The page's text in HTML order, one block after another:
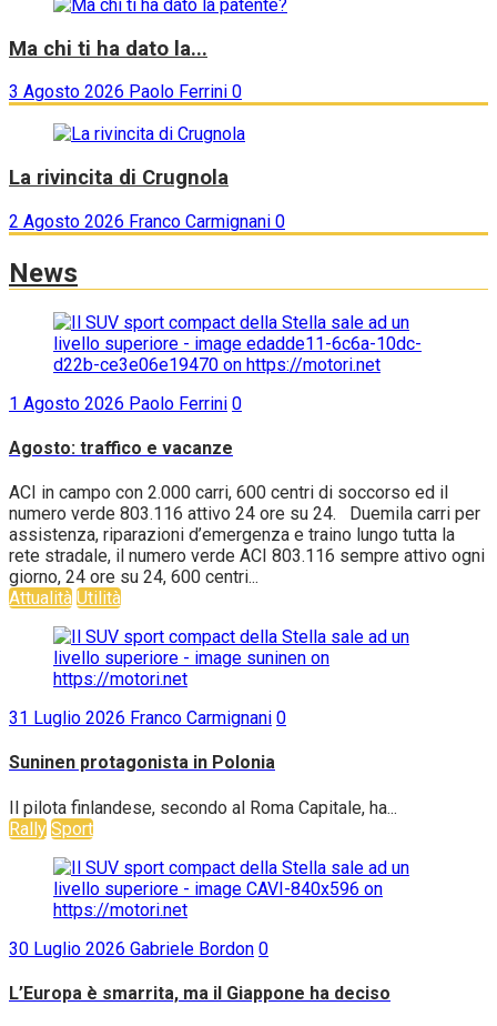
Ma chi ti ha dato la...
3 Agosto 2026 Paolo Ferrini 0
La rivincita di Crugnola
2 Agosto 2026 Franco Carmignani 0
News
1 Agosto 2026 Paolo Ferrini 0
Agosto: traffico e vacanze
ACI in campo con 2.000 carri, 600 centri di soccorso ed il
numero verde 803.116 attivo 24 ore su 24. Duemila carri per
assistenza, riparazioni d’emergenza e traino lungo tutta la
rete stradale, il numero verde ACI 803.116 sempre attivo ogni
giorno, 24 ore su 24, 600 centri...
Attualità Utilità
31 Luglio 2026 Franco Carmignani 0
Suninen protagonista in Polonia
Il pilota finlandese, secondo al Roma Capitale, ha...
Rally Sport
30 Luglio 2026 Gabriele Bordon 0
L’Europa è smarrita, ma il Giappone ha deciso